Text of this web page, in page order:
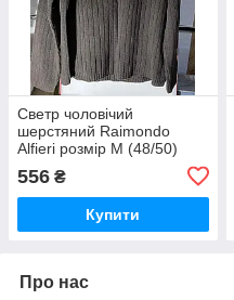
Светр чоловічий
шерстяний Raimondo
Alfieri розмір М (48/50)
556 ₴
Купити
Про нас